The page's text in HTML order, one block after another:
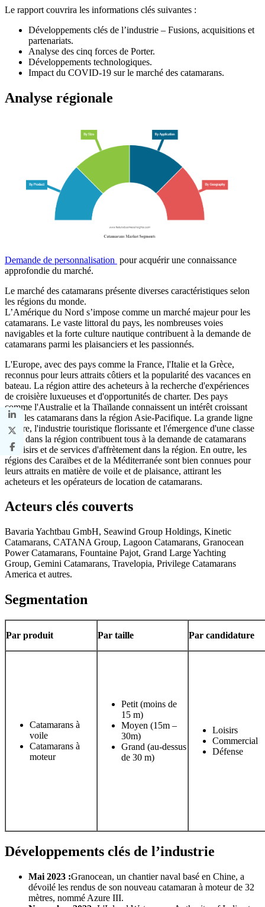
Le rapport couvrira les informations clés suivantes :
Développements clés de l’industrie – Fusions, acquisitions et
partenariats.
Analyse des cinq forces de Porter.
Développements technologiques.
Impact du COVID-19 sur le marché des catamarans.
Analyse régionale
Demande de personnalisation pour acquérir une connaissance
approfondie du marché.
Le marché des catamarans présente diverses caractéristiques selon
les régions du monde.
L’Amérique du Nord s’impose comme un marché majeur pour les
catamarans. Le vaste littoral du pays, les nombreuses voies
navigables et la forte culture nautique contribuent à la demande de
catamarans parmi les plaisanciers et les passionnés.
L'Europe, avec des pays comme la France, l'Italie et la Grèce,
reconnus pour leurs attraits côtiers et la popularité des vacances en
bateau. La région attire des acheteurs à la recherche d'expériences
de croisière luxueuses et d'opportunités de charter. Des pays
comme l'Australie et la Thaïlande connaissent un intérêt croissant
pour les catamarans dans la région Asie-Pacifique. La grande ligne
côtière, l'industrie touristique florissante et l'émergence d'une classe
aisée dans la région contribuent tous à la demande de catamarans
de loisirs et de services d'affrètement dans la région. En outre, les
régions des Caraïbes et de la Méditerranée sont bien connues pour
leurs attraits en matière de voile et de plaisance, attirant les
acheteurs et les opérateurs de location de catamarans.
Acteurs clés couverts
Bavaria Yachtbau GmbH, Seawind Group Holdings, Kinetic
Catamarans, CATANA Group, Lagoon Catamarans, Granocean
Power Catamarans, Fountaine Pajot, Grand Large Yachting
Group, Gemini Catamarans, Travelopia, Privilege Catamarans
America et autres.
Segmentation
Par produit Par taille Par candidature
Catamarans à
voile
Catamarans à
moteur
Petit (moins de
15 m)
Moyen (15m –
30m)
Grand (au-dessus
de 30 m)
Loisirs
Commercial
Défense
Développements clés de l’industrie
Mai 2023 :Granocean, un chantier naval basé en Chine, a
dévoilé les rendus de son nouveau catamaran à moteur de 32
mètres, nommé Azure III.